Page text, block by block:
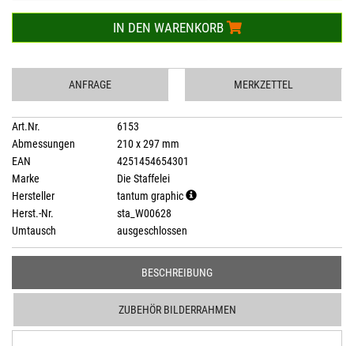
IN DEN WARENKORB
ANFRAGE MERKZETTEL
Art.Nr.
6153
Abmessungen
210 x 297 mm
EAN
4251454654301
Marke
Die Staffelei
Hersteller
tantum graphic
Herst.-Nr.
sta_W00628
Umtausch
ausgeschlossen
BESCHREIBUNG
ZUBEHÖR BILDERRAHMEN